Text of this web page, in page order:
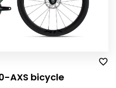
AXS bicycle